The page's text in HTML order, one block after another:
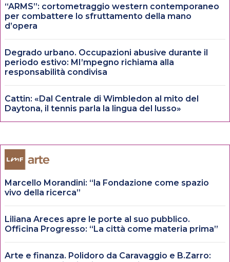
“ARMS”: cortometraggio western contemporaneo
per combattere lo sfruttamento della mano
d’opera
Degrado urbano. Occupazioni abusive durante il
periodo estivo: MI’mpegno richiama alla
responsabilità condivisa
Cattin: «Dal Centrale di Wimbledon al mito del
Daytona, il tennis parla la lingua del lusso»
Marcello Morandini: “la Fondazione come spazio
vivo della ricerca”
Liliana Areces apre le porte al suo pubblico.
Officina Progresso: “La città come materia prima”
Arte e finanza. Polidoro da Caravaggio e B.Zarro: